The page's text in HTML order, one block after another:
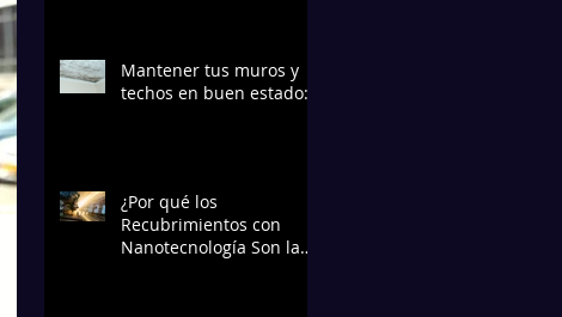
Mantener tus muros y
techos en buen estado:
¿Por qué los
Recubrimientos con
Nanotecnología Son la